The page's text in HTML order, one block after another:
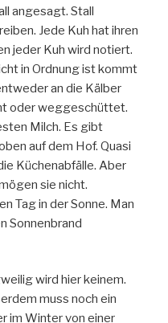
angesagt. Stall
Jede Kuh hat ihren
jeder Kuh wird notiert.
in Ordnung ist kommt
an die Kälber
oder weggeschüttet.
Milch. Es gibt
auf dem Hof. Quasi
Küchenabfälle. Aber
sie nicht.
Tag in der Sonne. Man
Sonnenbrand
wird hier keinem.
muss noch ein
im Winter von einer